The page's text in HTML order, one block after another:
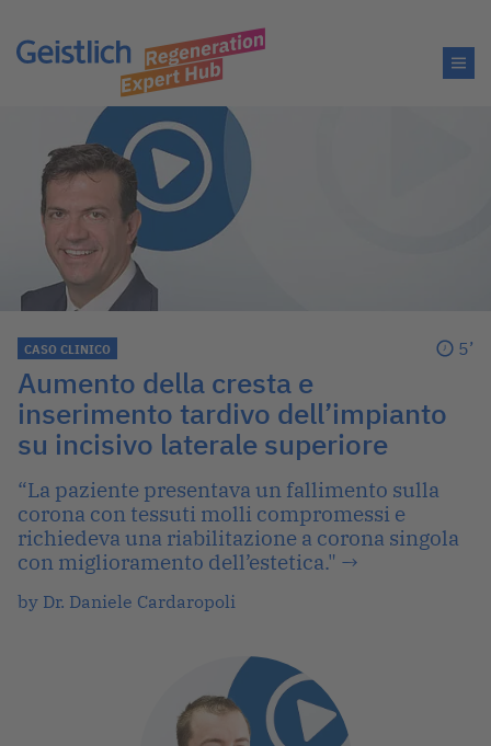
CASO CLINICO 5’
Aumento della cresta e
inserimento tardivo dell’impianto
su incisivo laterale superiore
“La paziente presentava un fallimento sulla
corona con tessuti molli compromessi e
richiedeva una riabilitazione a corona singola
con miglioramento dell’estetica." →
by Dr. Daniele Cardaropoli